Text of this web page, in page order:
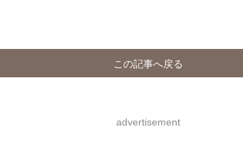
この記事へ戻る
advertisement